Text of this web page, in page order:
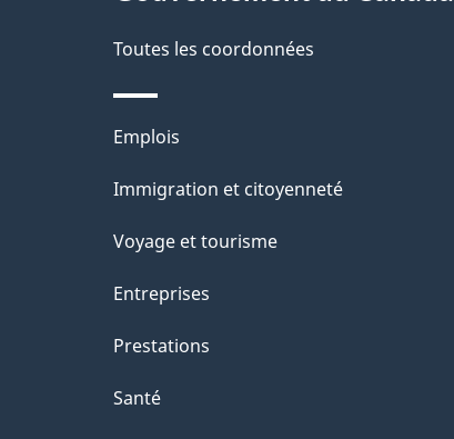
a
p
a
g
e
o
a
c
t
i
Toutes les coordonnées
Thèmes
et
Emplois
Immigration et citoyenneté
Voyage et tourisme
Entreprises
Prestations
Santé